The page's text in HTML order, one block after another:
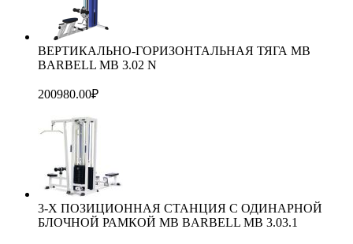
ВЕРТИКАЛЬНО-ГОРИЗОНТАЛЬНАЯ ТЯГА MB
BARBELL MB 3.02 N
200980.00₽
3-Х ПОЗИЦИОННАЯ СТАНЦИЯ С ОДИНАРНОЙ
БЛОЧНОЙ РАМКОЙ MB BARBELL MB 3.03.1